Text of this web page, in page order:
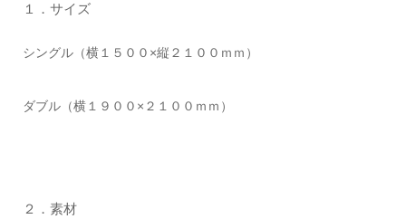
１．サイズ
シングル（横１５００×縦２１００ｍｍ）
ダブル（横１９００×２１００ｍｍ）
２．素材